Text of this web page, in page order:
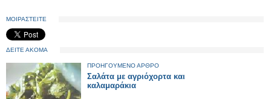
ΜΟΙΡΑΣΤΕΙΤΕ
ΔΕΙΤΕ ΑΚΟΜΑ
ΠΡΟΗΓΟΥΜΕΝΟ ΑΡΘΡΟ
Σαλάτα με αγριόχορτα και
καλαμαράκια